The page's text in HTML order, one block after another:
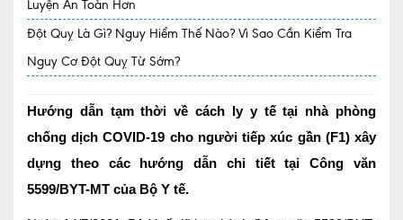
TRANG CHỦ
TIN TỨC
Thông tin y tế
Tin Ưu đãi
Tin sự kiện
Luyện An Toàn Hơn
Đột Quỵ Là Gì? Nguy Hiểm Thế Nào? Vì Sao Cần Kiểm Tra
Nguy Cơ Đột Quỵ Từ Sớm?
Hướng dẫn tạm thời về cách ly y tế tại nhà phòng
chống dịch COVID-19 cho người tiếp xúc gần (F1) xây
dựng theo các hướng dẫn chi tiết tại Công văn
5599/BYT-MT của Bộ Y tế.